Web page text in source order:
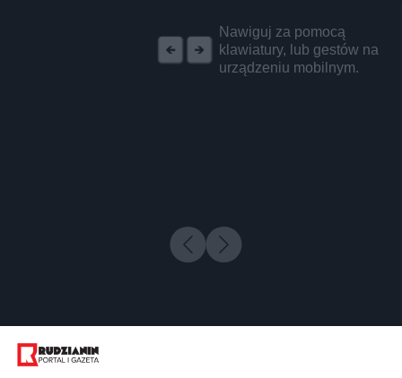
Nawiguj za pomocą
klawiatury, lub gestów na
urządzeniu mobilnym.